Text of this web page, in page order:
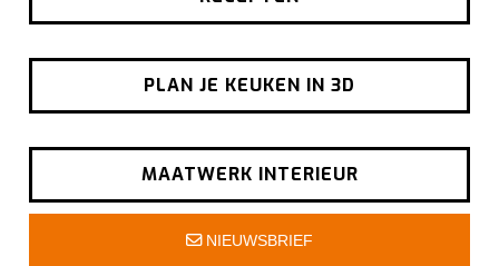
PLAN JE KEUKEN IN 3D
MAATWERK INTERIEUR
NIEUWSBRIEF